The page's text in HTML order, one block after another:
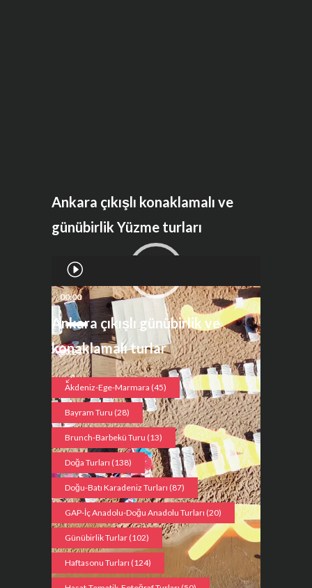
Ankara çıkışlı konaklamalı ve
günübirlik Yüzme turları
Video
oynatıcı
00:00
00:24
Ankara çıkışlı günübirlik ve
konaklamalı turlar
Akdeniz-Ege-Marmara (45)
Bayram Turu (28)
Brunch-Barbekü Turu (13)
Doğa Turları (138)
Doğu-Batı Karadeniz Turları (87)
GAP-İç Anadolu-Doğu Anadolu Turları (20)
Günübirlik Turlar (102)
Haftasonu Turları (124)